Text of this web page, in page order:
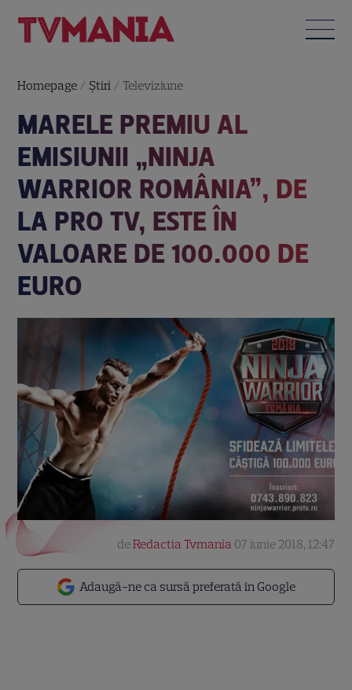
Homepage / Știri / Televiziune
MARELE PREMIU AL
EMISIUNII „NINJA
WARRIOR ROMÂNIA”, DE
LA PRO TV, ESTE ÎN
VALOARE DE 100.000 DE
EURO
Adaugă-ne ca sursă preferată în Google
deRedactia Tvmania 07 iunie 2018, 12:47